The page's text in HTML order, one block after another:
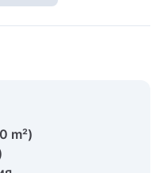
m²)